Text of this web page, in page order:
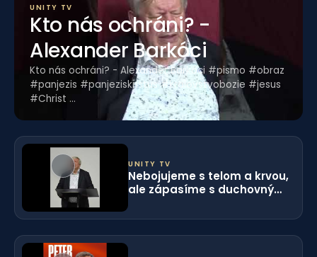
UNITY TV
Kto nás ochráni? -
Alexander Barkóci
Kto nás ochráni? - Alexander Barkóci #pismo #obraz
#panjezis #panjeziskristus #kralovstvobozie #jesus
#Christ ...
UNITY TV
Nebojujeme s telom a krvou,
ale zápasíme s duchovnými
Barkóci